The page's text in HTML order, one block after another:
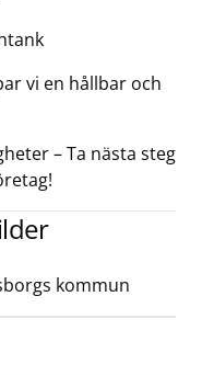
vi en hållbar och
– Ta nästa steg
kommun